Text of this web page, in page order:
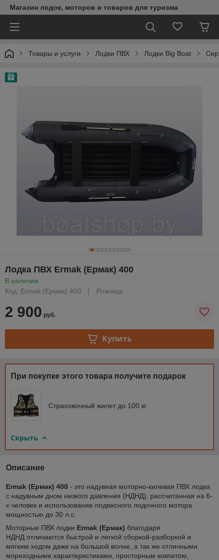
Магазин лодок, моторов и товаров для туризма
Товары и услуги Лодки ПВХ Лодки Big Boat
Лодка ПВХ Ermak (Ермак) 400
В наличии
Код: Ermak (Ермак) 400
Розница
2 900 руб.
Купить
При покупке этого товара получите подарок
Страховочный жилет до 100 кг
Скрыть
Описание
Ermak (Ермак) 400 - это надувная моторно-килевая ПВХ лодка
с надувным дном низкого давления (НДНД), рассчитанная на 6-
х человек и использование подвесного лодочного мотора
мощностью до 30 л.с.
Моторные ПВХ лодки Ermak (Ермак) благодаря
НДНД отличаются быстрой и легкой сборкой-разборкой и
мягким ходом даже на большой волне, а так же отличными
мореходными характеристиками, просторным кокпитом,